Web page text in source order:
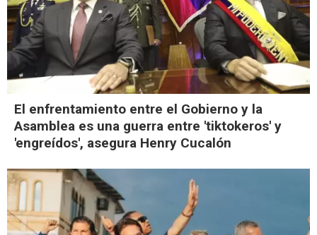
El enfrentamiento entre el Gobierno y la
Asamblea es una guerra entre 'tiktokeros' y
'engreídos', asegura Henry Cucalón